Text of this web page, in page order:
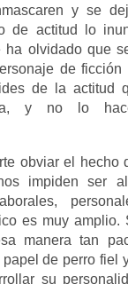
y se
de actitud lo
ha olvidado que
de ficción
de la actitud
y no lo
obviar el hecho
impiden ser
es muy amplio.
manera tan
de perro fiel
su